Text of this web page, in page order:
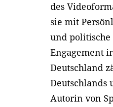
des
sie mit
und
Engagement
Deutschland
Deutschlands
Autorin von